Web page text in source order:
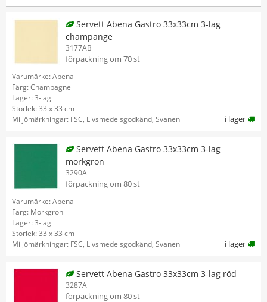
Servett Abena Gastro 33x33cm 3-lag
champange
3177AB
förpackning om 70 st
Varumärke: Abena
Färg: Champagne
Lager: 3-lag
Storlek: 33 x 33 cm
Miljömärkningar: FSC, Livsmedelsgodkänd, Svanen
i lager
Servett Abena Gastro 33x33cm 3-lag
mörkgrön
3290A
förpackning om 80 st
Varumärke: Abena
Färg: Mörkgrön
Lager: 3-lag
Storlek: 33 x 33 cm
Miljömärkningar: FSC, Livsmedelsgodkänd, Svanen
i lager
Servett Abena Gastro 33x33cm 3-lag röd
3287A
förpackning om 80 st